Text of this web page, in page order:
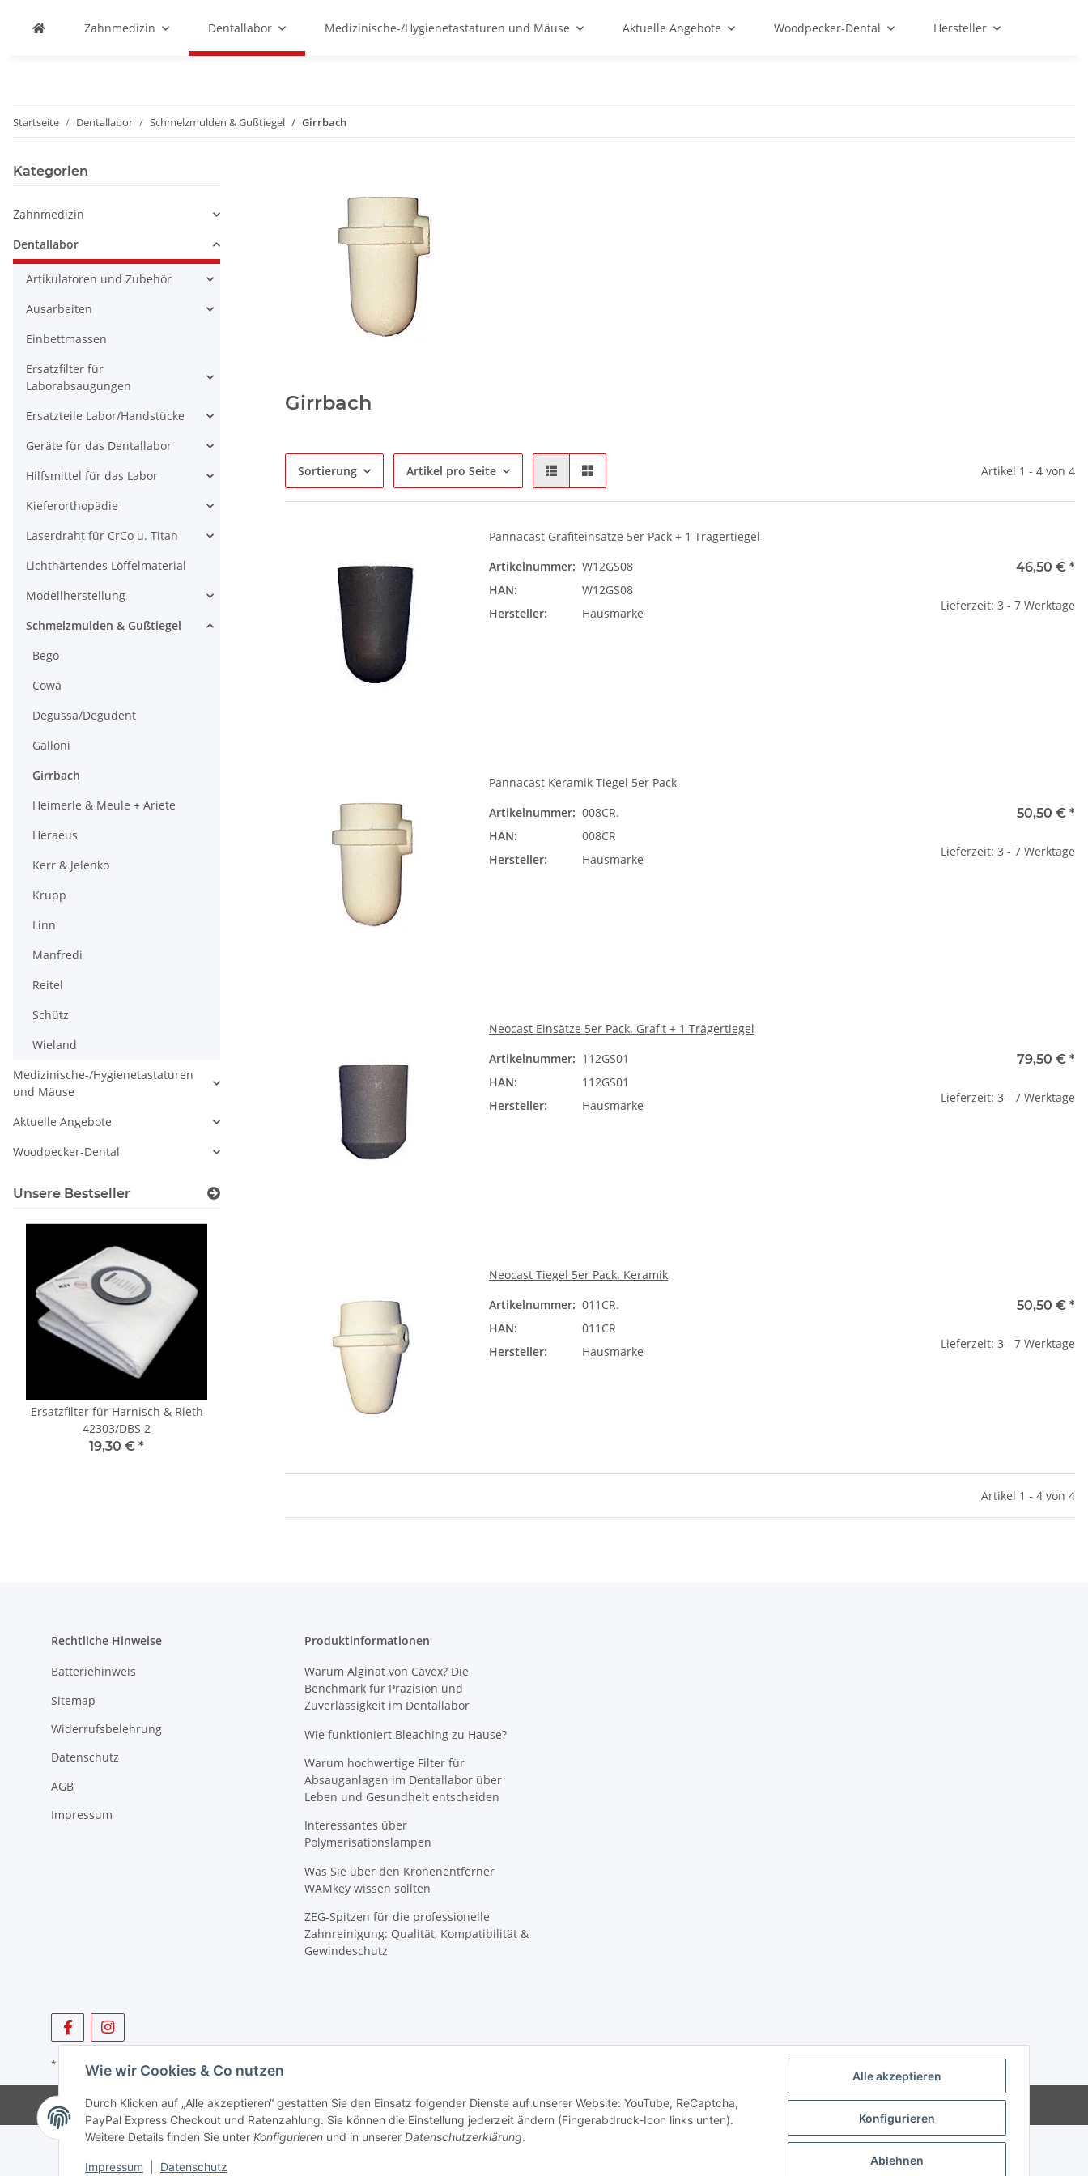
Zahnmedizin Dentallabor Medizinische-/Hygienetastaturen und Mäuse Aktuelle Angebote Woodpecker-Dental Hersteller
Startseite Dentallabor Schmelzmulden & Gußtiegel Girrbach
Girrbach
Sortierung Artikel pro Seite Artikel 1 - 4 von 4
Pannacast Grafiteinsätze 5er Pack + 1 Trägertiegel
Artikelnummer: W12GS08
HAN:
W12GS08
Hersteller:
Hausmarke
46,50 € *
Lieferzeit: 3 - 7 Werktage
Pannacast Keramik Tiegel 5er Pack
Artikelnummer: 008CR.
HAN:
008CR
Hersteller:
Hausmarke
50,50 € *
Lieferzeit: 3 - 7 Werktage
Neocast Einsätze 5er Pack. Grafit + 1 Trägertiegel
Artikelnummer: 112GS01
HAN:
112GS01
Hersteller:
Hausmarke
79,50 € *
Lieferzeit: 3 - 7 Werktage
Neocast Tiegel 5er Pack. Keramik
Artikelnummer: 011CR.
HAN:
011CR
Hersteller:
Hausmarke
50,50 € *
Lieferzeit: 3 - 7 Werktage
Artikel 1 - 4 von 4
Kategorien
Zahnmedizin
Dentallabor
Artikulatoren und Zubehör
Ausarbeiten
Einbettmassen
Ersatzfilter für
Laborabsaugungen
Ersatzteile Labor/Handstücke
Geräte für das Dentallabor
Hilfsmittel für das Labor
Kieferorthopädie
Laserdraht für CrCo u. Titan
Lichthärtendes Löffelmaterial
Modellherstellung
Schmelzmulden & Gußtiegel
Bego
Cowa
Degussa/Degudent
Galloni
Girrbach
Heimerle & Meule + Ariete
Heraeus
Kerr & Jelenko
Krupp
Linn
Manfredi
Reitel
Schütz
Wieland
Medizinische-/Hygienetastaturen
und Mäuse
Aktuelle Angebote
Woodpecker-Dental
Unsere Bestseller
Ersatzfilter für Harnisch & Rieth
42303/DBS 2
19,30 € *
Motorkohlen für Absaugung
Rechtliche Hinweise
Batteriehinweis
Sitemap
Widerrufsbelehrung
Datenschutz
AGB
Impressum
Produktinformationen
Warum Alginat von Cavex? Die
Benchmark für Präzision und
Zuverlässigkeit im Dentallabor
Wie funktioniert Bleaching zu Hause?
Warum hochwertige Filter für
Absauganlagen im Dentallabor über
Leben und Gesundheit entscheiden
Interessantes über
Polymerisationslampen
Was Sie über den Kronenentferner
WAMkey wissen sollten
ZEG-Spitzen für die professionelle
Zahnreinigung: Qualität, Kompatibilität &
Gewindeschutz
* Alle Preise zzgl. gesetzlicher USt., zzgl. Versand
© SpezialDental Powered byJTL-Shop
Wie wir Cookies & Co nutzen
Durch Klicken auf „Alle akzeptieren“ gestatten Sie den Einsatz folgender Dienste auf unserer Website: YouTube, ReCaptcha,
PayPal Express Checkout und Ratenzahlung. Sie können die Einstellung jederzeit ändern (Fingerabdruck-Icon links unten).
Weitere Details finden Sie unter Konfigurieren und in unserer Datenschutzerklärung.
Impressum Datenschutz
Alle akzeptieren
Konfigurieren
Ablehnen